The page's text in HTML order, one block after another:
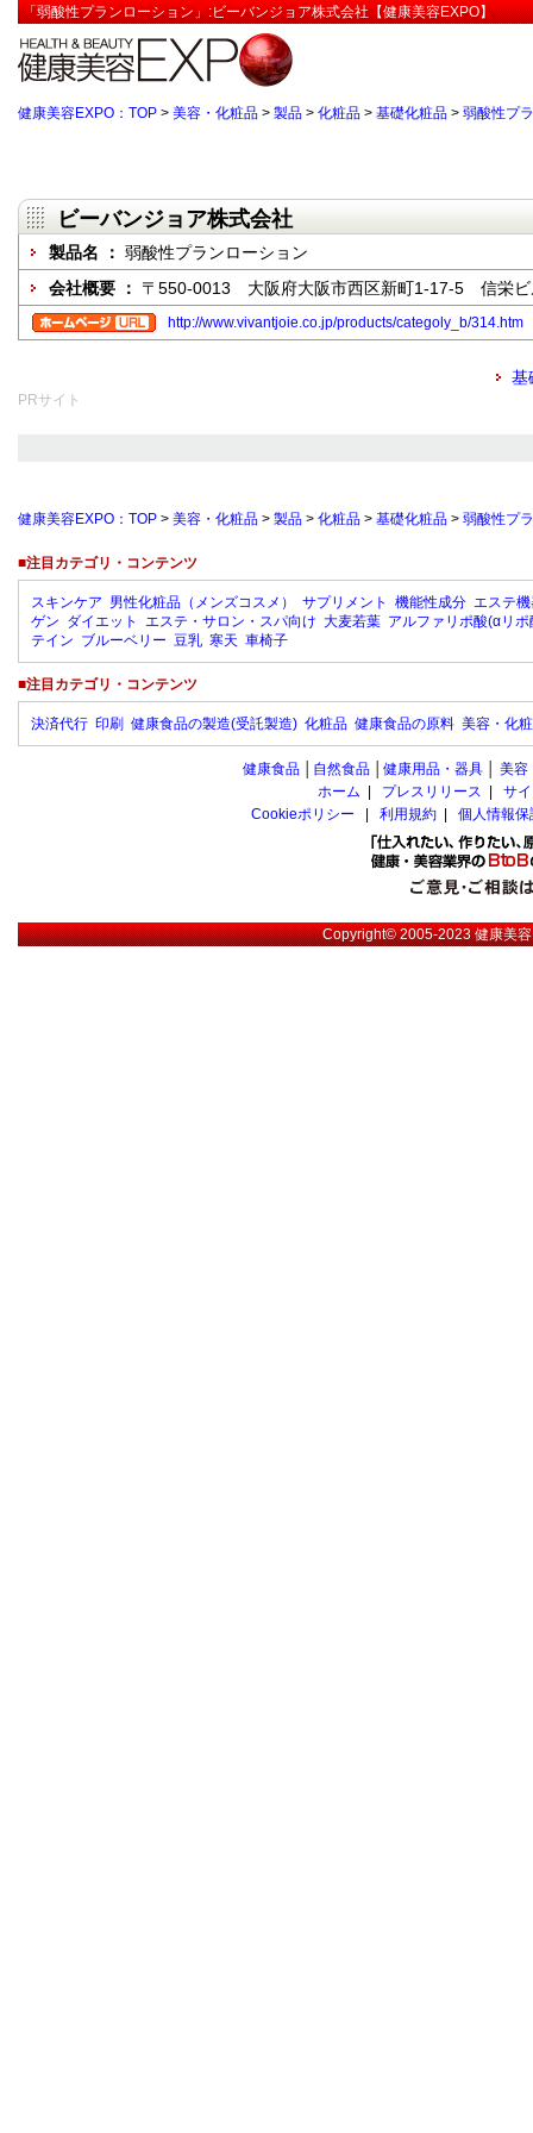
「弱酸性プランローション」:ビーバンジョア株式会社【健康美容EXPO】
健康美容EXPO：TOP > 美容・化粧品 > 製品 > 化粧品 > 基礎化粧品 > 弱酸性プ
ビーバンジョア株式会社
製品名 ： 弱酸性プランローション
会社概要 ： 〒550-0013 大阪府大阪市西区新町1-17-5 信栄ビ
http://www.vivantjoie.co.jp/products/categoly_b/314.htm
基
PRサイト
健康美容EXPO：TOP > 美容・化粧品 > 製品 > 化粧品 > 基礎化粧品 > 弱酸性プ
■注目カテゴリ・コンテンツ
スキンケア 男性化粧品（メンズコスメ） サプリメント 機能性成分 エステ
ゲン ダイエット エステ・サロン・スパ向け 大麦若葉 アルファリポ酸(αリポ
テイン ブルーベリー 豆乳 寒天 車椅子
■注目カテゴリ・コンテンツ
決済代行 印刷 健康食品の製造(受託製造) 化粧品 健康食品の原料 美容・化
健康食品 自然食品 健康用品・器具 美容
ホーム
プレスリリース
サ
Cookieポリシー
利用規約 個人情報
Copyright© 2005-2023健康美